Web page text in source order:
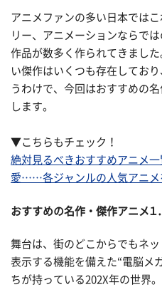
アニメファンの多い日本では
リー、アニメーションならで
作品が数多く作られてきまし
い傑作はいくつも存在してお
うわけで、今回はおすすめの
します。
▼こちらもチェック！
絶対見るべきおすすめアニメ
愛……各ジャンルの人気アニメ
おすすめの名作・傑作アニメ１
舞台は、街のどこからでもネ
表示する機能を備えた“電脳メ
ちが持っている202X年の世界。